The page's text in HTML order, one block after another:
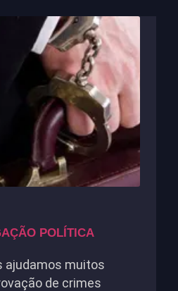
POLÍTICA
ajudamos muitos
de crimes